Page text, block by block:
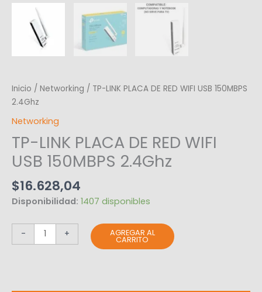
Inicio / Networking / TP-LINK PLACA DE RED WIFI USB 150MBPS
2.4Ghz
Networking
TP-LINK PLACA DE RED WIFI
USB 150MBPS 2.4Ghz
$16.628,04
Disponibilidad: 1407 disponibles
- + AGREGAR AL
CARRITO